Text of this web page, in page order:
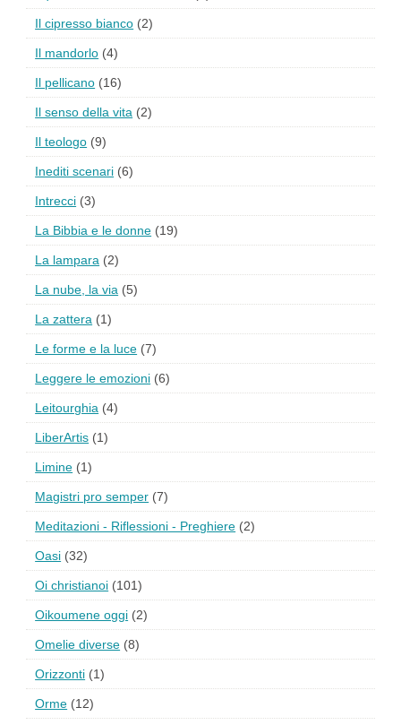
Il cipresso bianco (2)
Il mandorlo (4)
Il pellicano (16)
Il senso della vita (2)
Il teologo (9)
Inediti scenari (6)
Intrecci (3)
La Bibbia e le donne (19)
La lampara (2)
La nube, la via (5)
La zattera (1)
Le forme e la luce (7)
Leggere le emozioni (6)
Leitourghia (4)
LiberArtis (1)
Limine (1)
Magistri pro semper (7)
Meditazioni - Riflessioni - Preghiere (2)
Oasi (32)
Oi christianoi (101)
Oikoumene oggi (2)
Omelie diverse (8)
Orizzonti (1)
Orme (12)